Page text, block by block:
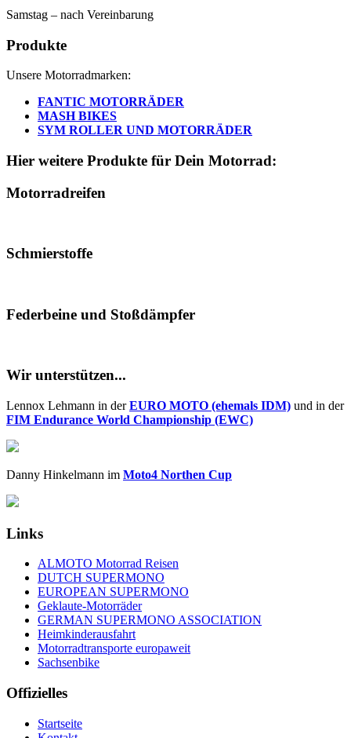
Samstag – nach Vereinbarung
Produkte
Unsere Motorradmarken:
FANTIC MOTORRÄDER
MASH BIKES
SYM ROLLER UND MOTORRÄDER
Hier weitere Produkte für Dein Motorrad:
Motorradreifen
Schmierstoffe
Federbeine und Stoßdämpfer
Wir unterstützen...
Lennox Lehmann in derEURO MOTO (ehemals IDM) und in der
FIM Endurance World Championship (EWC)
Danny Hinkelmann im Moto4 Northen Cup
Links
ALMOTO Motorrad Reisen
DUTCH SUPERMONO
EUROPEAN SUPERMONO
Geklaute-Motorräder
GERMAN SUPERMONO ASSOCIATION
Heimkinderausfahrt
Motorradtransporte europaweit
Sachsenbike
Offizielles
Startseite